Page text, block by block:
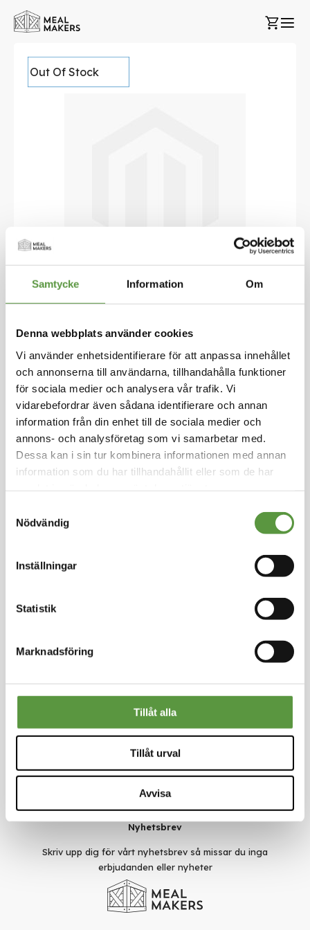
Samtycke Information Om
Denna webbplats använder cookies
Vi använder enhetsidentifierare för att anpassa innehållet
och annonserna till användarna, tillhandahålla funktioner
för sociala medier och analysera vår trafik. Vi
vidarebefordrar även sådana identifierare och annan
information från din enhet till de sociala medier och
annons- och analysföretag som vi samarbetar med.
Dessa kan i sin tur kombinera informationen med annan
information som du har tillhandahållit eller som de har
Nödvändig
Inställningar
Statistik
Marknadsföring
Tillåt alla
Tillåt urval
Avvisa
Hoppa
Min
TORSKRYGG MSC
110/130
Logga in för att handla
Förlängt datum med 6 mån.
Fryst
Helpall - 55st - 247.5Kg
0 Partier kvar
till
Out Of Stock
till
början
bildgalleriet
Nyhetsbrev
Skriv upp dig för vårt nyhetsbrev så missar du inga
erbjudanden eller nyheter
Om oss
Nyheter
Rädda mat
Smarta val
Användarvillkor
Sekretesspolicy
451 30 Uddevalla
kundservice@mealmakers.se
Org.nr. 559173-1277